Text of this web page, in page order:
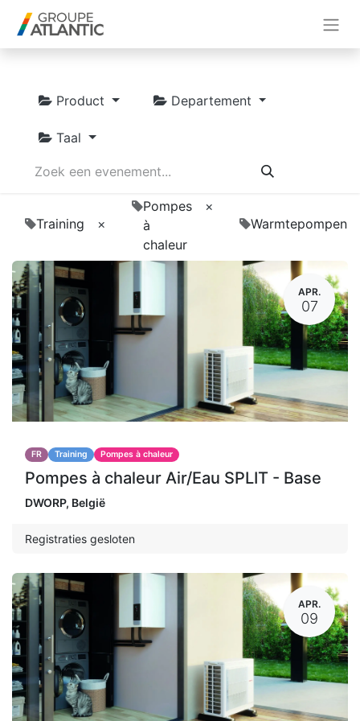
Product Departement
Taal
Training ×
Pompes
à
chaleur
×
Warmtepompen
APR.
07
FR Training Pompes à chaleur
Pompes à chaleur Air/Eau SPLIT - Base
DWORP, België
Registraties gesloten
APR.
09